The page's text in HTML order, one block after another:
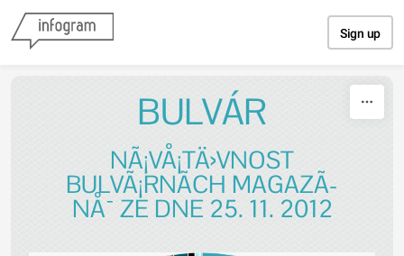
Sign up
BULVÁR
NÃ¡VÅ¡TÄ›VNOST
BULVÃ¡RNÃ­CH MAGAZÃ­
NÅ¯ ZE DNE 25. 11. 2012